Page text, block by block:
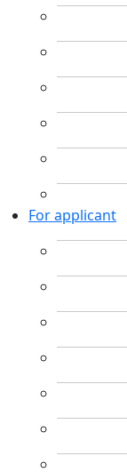
For applicant